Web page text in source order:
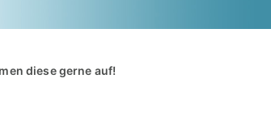
diese gerne auf!